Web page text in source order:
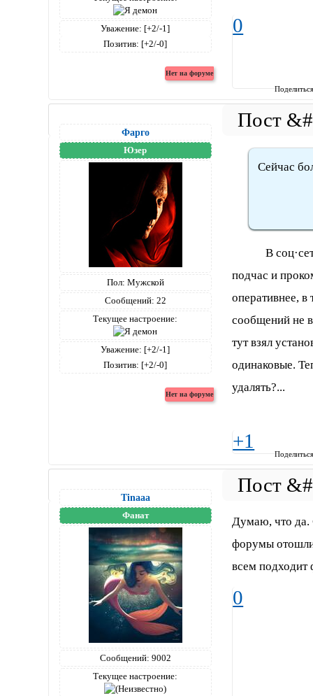
Уважение: [+2/-1]
Позитив: [+2/-0]
0
Фарго
Юзер
Пол: Мужской
Сообщений: 22
Текущее настроение:
Уважение: [+2/-1]
Позитив: [+2/-0]
Сейчас
В соц·сетях
подчас и
оперативнее, в
сообщений не
тут взял
одинаковые.
удалять?...
+1
Tinaaa
Фанат
Сообщений: 9002
Текущее настроение:
Думаю, что да.
форумы отошли
всем подходит
0